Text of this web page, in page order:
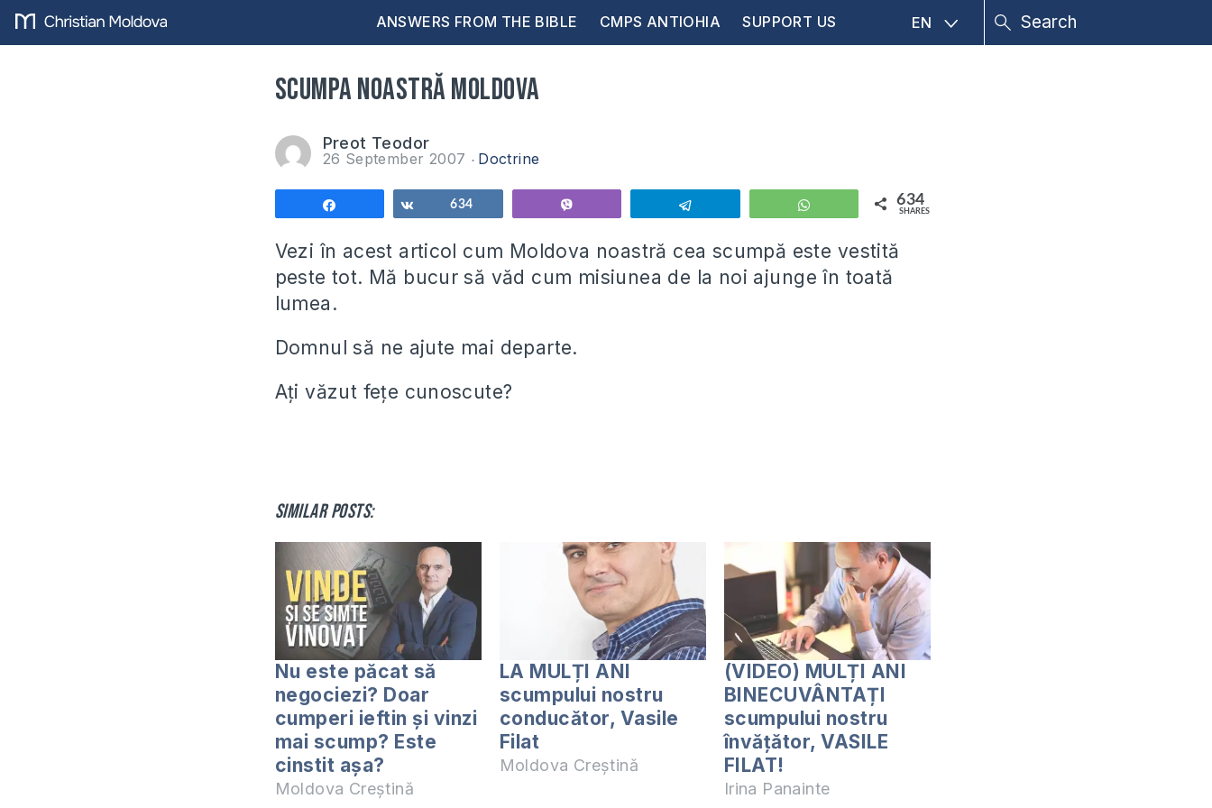
ANSWERS FROM THE BIBLE CMPS ANTIOHIA SUPPORT US EN
Scumpa noastră Moldova
Preot Teodor
26 September 2007 Doctrine
Share634 WhatsApp 634
SHARES
Vezi în acest articol cum Moldova noastră cea scumpă este vestită
peste tot. Mă bucur să văd cum misiunea de la noi ajunge în toată
lumea.
Domnul să ne ajute mai departe.
Ați văzut fețe cunoscute?
Similar posts:
Nu este păcat să
negociezi? Doar
cumperi ieftin și vinzi
mai scump? Este
cinstit așa?
Moldova Creștină
LA MULȚI ANI
scumpului nostru
conducător, Vasile
Filat
Moldova Creștină
(VIDEO) MULȚI ANI
BINECUVÂNTAȚI
scumpului nostru
învățător, VASILE
FILAT!
Irina Panainte